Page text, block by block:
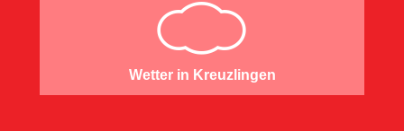
Wetter in Kreuzlingen